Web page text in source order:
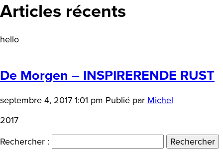
Articles récents
hello
De Morgen – INSPIRERENDE RUST
septembre 4, 2017 1:01 pm Publié par Michel
2017
Rechercher :